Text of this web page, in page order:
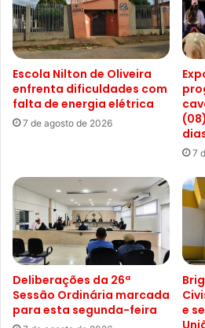
Escola Nilton de Oliveira
enfrenta dificuldades com
falta de energia elétrica
7 de agosto de 2026
7
Deliberações da 26ª
Sessão Ordinária marcada
para esta segunda-feira
e